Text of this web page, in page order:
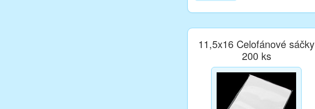
11,5x16 Celofánové sáčky
200 ks